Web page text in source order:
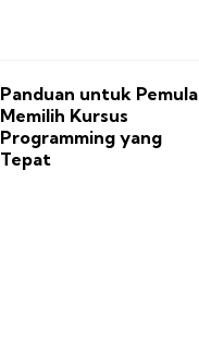
Panduan untuk Pemula
Memilih Kursus
Programming yang
Tepat